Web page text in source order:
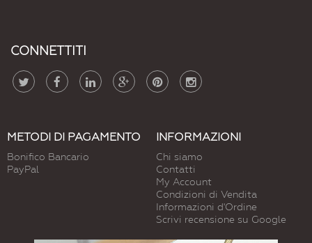
CONNETTITI
METODI DI PAGAMENTO
Bonifico Bancario
PayPal
INFORMAZIONI
Chi siamo
Contatti
My Account
Condizioni di Vendita
Informazioni d'Ordine
Scrivi recensione su Google